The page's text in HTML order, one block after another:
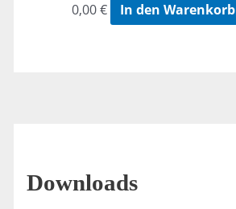
0,00€ In den Warenkorb
Downloads